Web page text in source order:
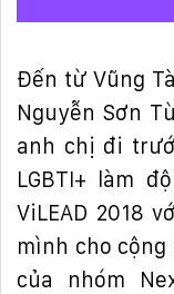
Đến từ Vũng
Nguyễn Sơn
anh chị đi trướ
LGBTI+ làm độ
ViLEAD 2018 vớ
mình cho cộng
của nhóm